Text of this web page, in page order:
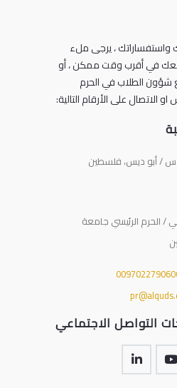
واستفساراتك ، يرجى ملء
في أقرب وقت ممكن ، أو
الطلاب في الحرم
الاتصال على الأرقام التالية:
/ أبو ديس، فلسطين
/ الحرم الرئيسي جامعة
التواصل الاجتماعي